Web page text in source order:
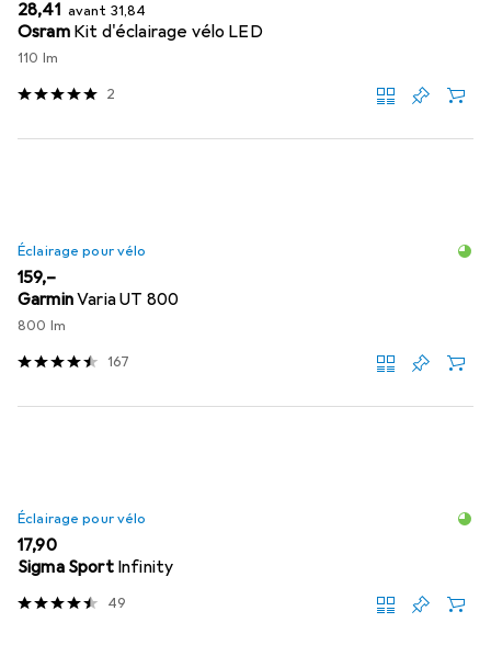
EUR
28,41 avant EUR
31,84
Osram Kit d'éclairage vélo LED
110 lm
2
Éclairage pour vélo
EUR
159,–
GarminVaria UT 800
800 lm
167
Éclairage pour vélo
EUR
17,90
Sigma Sport Infinity
49